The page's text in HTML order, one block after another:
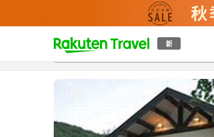
新
t
p
a
s
概覽房間及住宿方案 評價設施